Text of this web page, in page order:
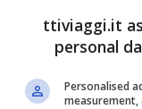
ttiviaggi.it
personal
Personalised
measurement,